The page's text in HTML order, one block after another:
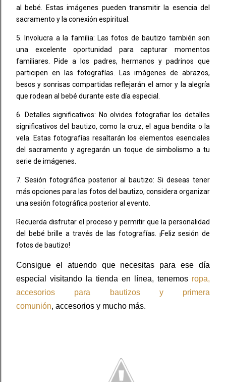
al bebé. Estas imágenes pueden transmitir la esencia del
sacramento y la conexión espiritual.
5. Involucra a la familia: Las fotos de bautizo también son
una excelente oportunidad para capturar momentos
familiares. Pide a los padres, hermanos y padrinos que
participen en las fotografías. Las imágenes de abrazos,
besos y sonrisas compartidas reflejarán el amor y la alegría
que rodean al bebé durante este día especial.
6. Detalles significativos: No olvides fotografiar los detalles
significativos del bautizo, como la cruz, el agua bendita o la
vela. Estas fotografías resaltarán los elementos esenciales
del sacramento y agregarán un toque de simbolismo a tu
serie de imágenes.
7. Sesión fotográfica posterior al bautizo: Si deseas tener
más opciones para las fotos del bautizo, considera organizar
una sesión fotográfica posterior al evento.
Recuerda disfrutar el proceso y permitir que la personalidad
del bebé brille a través de las fotografías. ¡Feliz sesión de
fotos de bautizo!
Consigue el atuendo que necesitas para ese día
especial visitando la tienda en línea, tenemos ropa,
accesorios para bautizos y primera
comunión, accesorios y mucho más.